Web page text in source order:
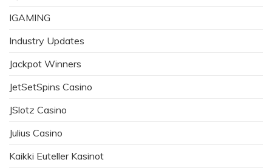
IGAMING
Industry Updates
Jackpot Winners
JetSetSpins Casino
JSlotz Casino
Julius Casino
Kaikki Euteller Kasinot